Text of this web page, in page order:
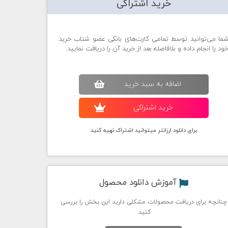
خرید اشتراکی
شما می‌توانید توسط تمامی کارت‌های بانکی عضو شتاب خرید
خود را انجام داده و بلافاصله بعد از خرید آن را دریافت نمایید.
اضافه به سبد خريد
خريد اشتراکی
برای دانلود ارزانتر میتوانید اشتراک تهیه کنید
آموزش دانلود محصول
چنانچه برای دریافت محصولات مشکلی دارید این بخش را بررسی
کنید.